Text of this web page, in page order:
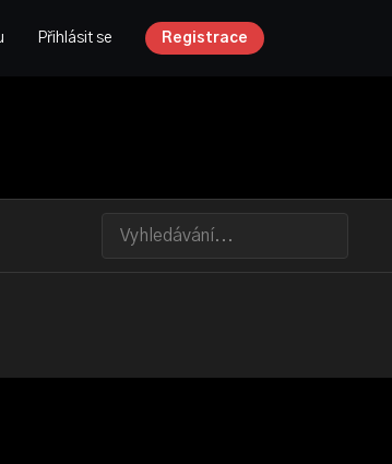
Přihlásit se Registrace